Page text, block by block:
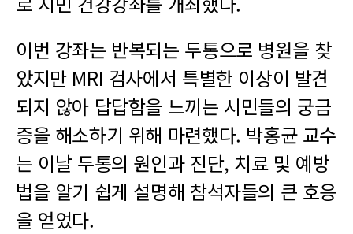
이번 강좌는 반복되는 두통으로 병원을 찾
았지만 MRI 검사에서 특별한 이상이 발견
되지 않아 답답함을 느끼는 시민들의 궁금
증을 해소하기 위해 마련했다. 박홍균 교수
는 이날 두통의 원인과 진단, 치료 및 예방
법을 알기 쉽게 설명해 참석자들의 큰 호응
을 얻었다.